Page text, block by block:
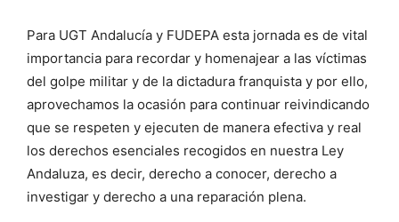
Para UGT Andalucía y FUDEPA esta jornada es de vital
importancia para recordar y homenajear a las víctimas
del golpe militar y de la dictadura franquista y por ello,
aprovechamos la ocasión para continuar reivindicando
que se respeten y ejecuten de manera efectiva y real
los derechos esenciales recogidos en nuestra Ley
Andaluza, es decir, derecho a conocer, derecho a
investigar y derecho a una reparación plena.